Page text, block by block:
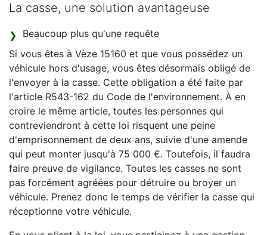
La casse, une solution avantageuse
Beaucoup plus qu'une requête
Si vous êtes à Vèze 15160 et que vous possédez un
véhicule hors d'usage, vous êtes désormais obligé de
l'envoyer à la casse. Cette obligation a été faite par
l'article R543-162 du Code de l'environnement. À en
croire le même article, toutes les personnes qui
contreviendront à cette loi risquent une peine
d'emprisonnement de deux ans, suivie d'une amende
qui peut monter jusqu'à 75 000 €. Toutefois, il faudra
faire preuve de vigilance. Toutes les casses ne sont
pas forcément agréées pour détruire ou broyer un
véhicule. Prenez donc le temps de vérifier la casse qui
réceptionne votre véhicule.